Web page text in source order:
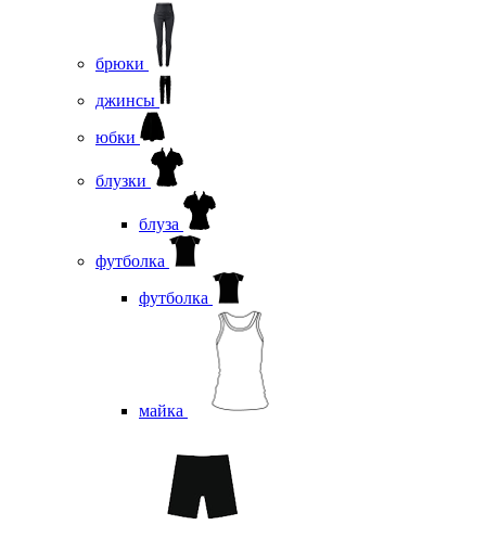
брюки
джинсы
юбки
блузки
блуза
футболка
футболка
майка